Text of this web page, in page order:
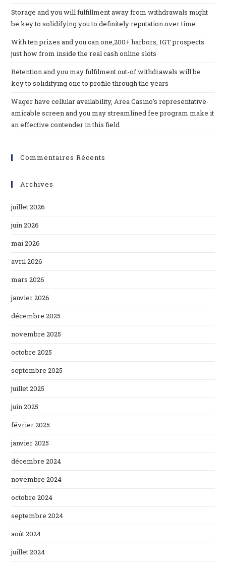
Storage and you will fulfillment away from withdrawals might
be key to solidifying you to definitely reputation over time
With ten prizes and you can one,200+ harbors, IGT prospects
just how from inside the real cash online slots
Retention and you may fulfilment out-of withdrawals will be
key to solidifying one to profile through the years
Wager have cellular availability, Area Casino’s representative-
amicable screen and you may streamlined fee program make it
an effective contender in this field
Commentaires Récents
Archives
juillet 2026
juin 2026
mai 2026
avril 2026
mars 2026
janvier 2026
décembre 2025
novembre 2025
octobre 2025
septembre 2025
juillet 2025
juin 2025
février 2025
janvier 2025
décembre 2024
novembre 2024
octobre 2024
septembre 2024
août 2024
juillet 2024